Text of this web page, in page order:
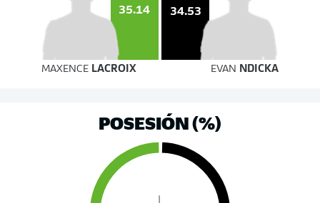
35.14 34.53
MAXENCE LACROIX EVAN NDICKA
POSESIÓN (%)